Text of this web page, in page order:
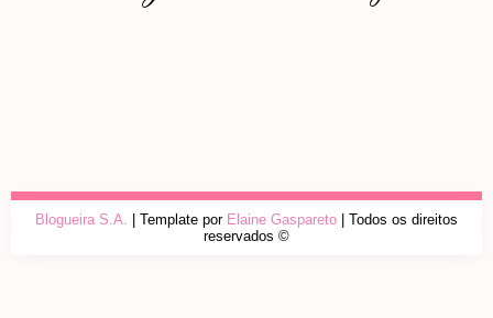
Blogueira S.A. | Template por Elaine Gaspareto | Todos os direitos
reservados ©